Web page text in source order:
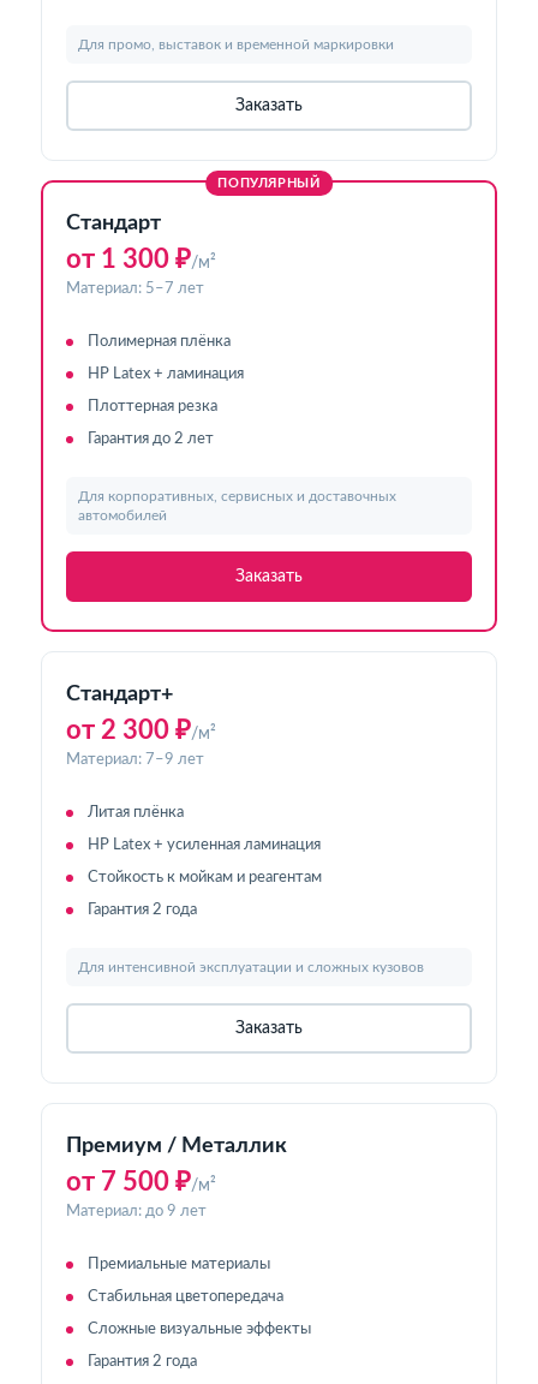
Для промо, выставок и временной маркировки
Заказать
ПОПУЛЯРНЫЙ
Стандарт
от 1 300 ₽/м²
Материал: 5–7 лет
Полимерная плёнка
HP Latex + ламинация
Плоттерная резка
Гарантия до 2 лет
Для корпоративных, сервисных и доставочных
автомобилей
Заказать
Стандарт+
от 2 300 ₽/м²
Материал: 7–9 лет
Литая плёнка
HP Latex + усиленная ламинация
Стойкость к мойкам и реагентам
Гарантия 2 года
Для интенсивной эксплуатации и сложных кузовов
Заказать
Премиум / Металлик
от 7 500 ₽/м²
Материал: до 9 лет
Премиальные материалы
Стабильная цветопередача
Сложные визуальные эффекты
Гарантия 2 года